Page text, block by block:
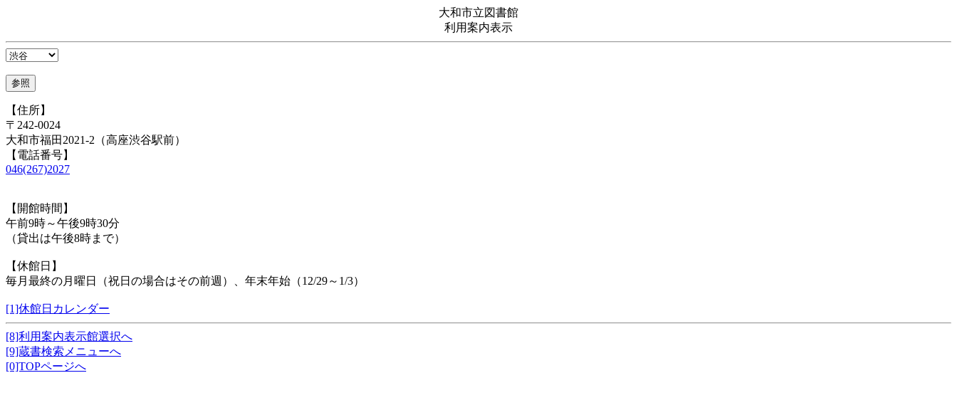
大和市立図書館
利用案内表示
【住所】
〒242-0024
大和市福田2021-2（高座渋谷駅前）
【電話番号】
046(267)2027
【開館時間】
午前9時～午後9時30分
（貸出は午後8時まで）
【休館日】
毎月最終の月曜日（祝日の場合はその前週）、年末年始（12/29～1/3）
[1]休館日カレンダー
[8]利用案内表示館選択へ
[9]蔵書検索メニューへ
[0]TOPページへ